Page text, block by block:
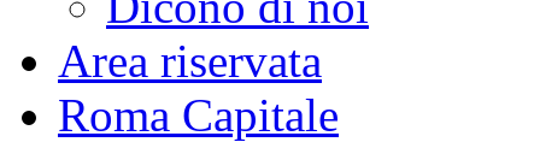
Area riservata
Roma Capitale